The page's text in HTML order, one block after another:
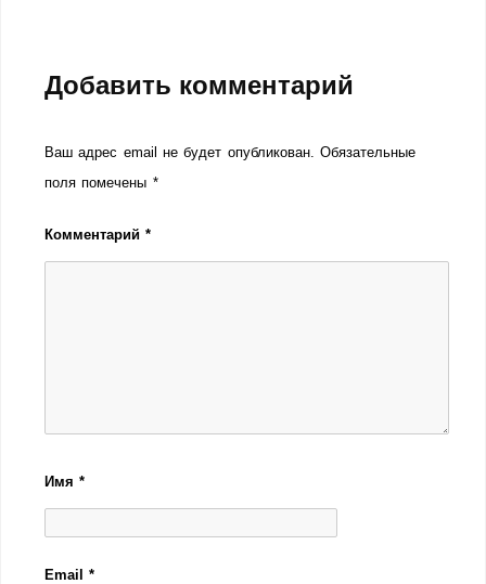
Добавить комментарий
Ваш адрес email не будет опубликован. Обязательные
поля помечены *
Комментарий*
Имя*
Email*